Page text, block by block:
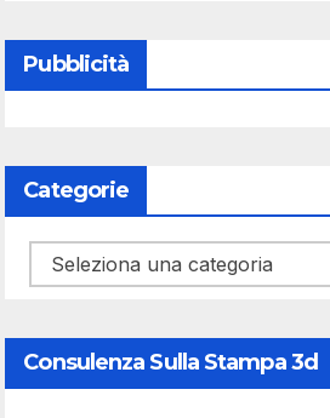
Pubblicità
Categorie
Categorie
Consulenza Sulla Stampa 3d